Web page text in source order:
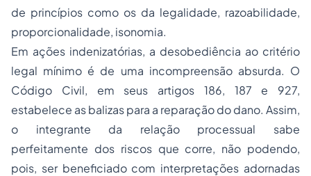
de princípios como os da legalidade, razoabilidade,
proporcionalidade, isonomia.
Em ações indenizatórias, a desobediência ao critério
legal mínimo é de uma incompreensão absurda. O
Código Civil, em seus artigos 186, 187 e 927,
estabelece as balizas para a reparação do dano. Assim,
o integrante da relação processual sabe
perfeitamente dos riscos que corre, não podendo,
pois, ser beneficiado com interpretações adornadas